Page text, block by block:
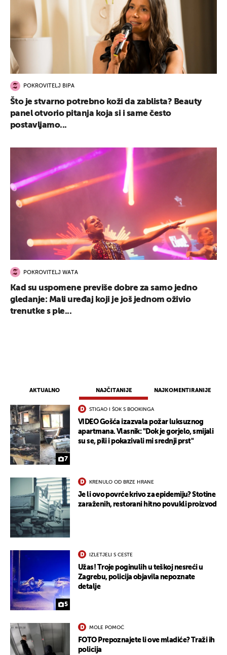
AKTUALNO NAJČITANIJE NAJKOMENTIRANIJE
7
STIGAO I ŠOK S BOOKINGA
VIDEO Gošća izazvala požar luksuznog
apartmana. Vlasnik: "Dok je gorjelo, smijali
su se, pili i pokazivali mi srednji prst"
KRENULO OD BRZE HRANE
Je li ovo povrće krivo za epidemiju? Stotine
zaraženih, restorani hitno povukli proizvod
5
IZLETJELI S CESTE
Užas! Troje poginulih u teškoj nesreći u
Zagrebu, policija objavila nepoznate
detalje
MOLE POMOĆ
FOTO Prepoznajete li ove mladiće? Traži ih
policija
POKROVITELJ BIPA
Što je stvarno potrebno koži da zablista? Beauty
panel otvorio pitanja koja si i same često
postavljamo...
POKROVITELJ WATA
Kad su uspomene previše dobre za samo jedno
gledanje: Mali uređaj koji je još jednom oživio
trenutke s ple...
UKLJUČITE NOTIFIKACIJE